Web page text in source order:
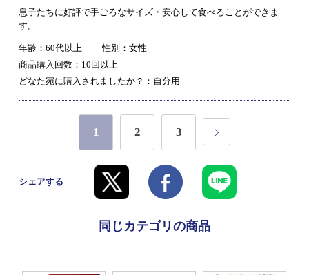
息子たちに好評で手ごろなサイズ・安心して食べることができま
す。
年齢：60代以上
性別：女性
商品購入回数：10回以上
どなた宛に購入されましたか？：自分用
1 2 3
シェアする
同じカテゴリの商品